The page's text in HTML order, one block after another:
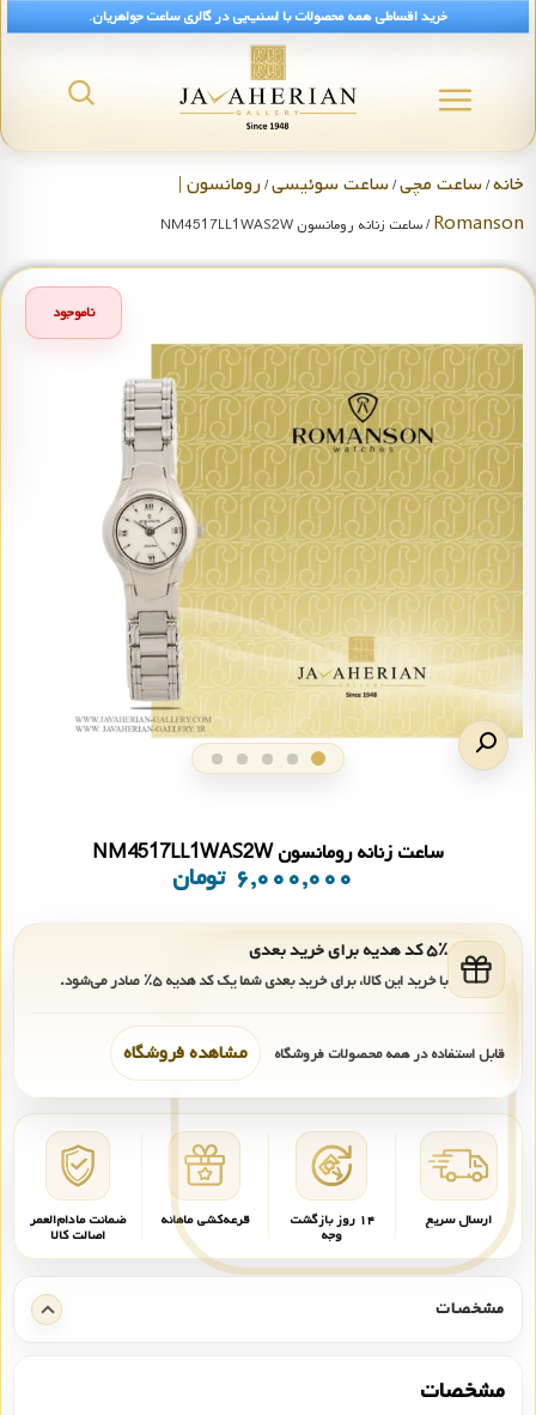
خرید اقساطی همه محصولات با اسنپ‌پی در گالری ساعت جواهریان.
خانه/ساعت مچی/ساعت سوئیسی/رومانسون |
Romanson/ ساعت زنانه رومانسون NM4517LL1WAS2W
ناموجود
ساعت زنانه رومانسون NM4517LL1WAS2W
۶,۰۰۰,۰۰۰ تومان
۵٪ کد هدیه برای خرید بعدی
با خرید این کالا، برای خرید بعدی شما یک کد هدیه۵٪ صادر می‌شود.
قابل استفاده در همه محصولات فروشگاه مشاهده فروشگاه
ارسال سریع ۱۴ روز بازگشت
وجه
قرعه‌کشی ماهانه ضمانت مادام‌العمر
اصالت کالا
مشخصات
مشخصات